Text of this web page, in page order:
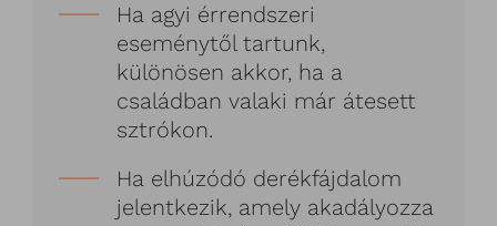
Ha agyi érrendszeri
eseménytől tartunk,
különösen akkor, ha a
családban valaki már átesett
sztrókon.
Ha elhúzódó derékfájdalom
jelentkezik, amely akadályozza